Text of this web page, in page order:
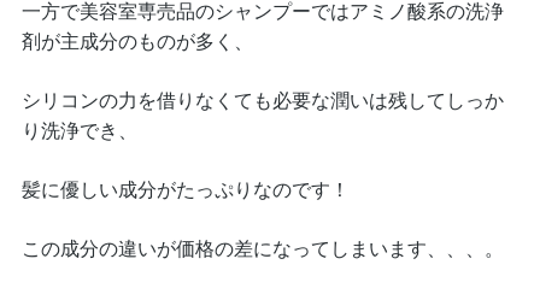
一方で美容室専売品のシャンプーではアミノ酸系の洗浄
剤が主成分のものが多く、
シリコンの力を借りなくても必要な潤いは残してしっか
り洗浄でき、
髪に優しい成分がたっぷりなのです！
この成分の違いが価格の差になってしまいます、、、。